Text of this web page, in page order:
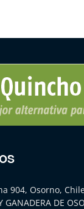
904, Osorno,
GANADERA DE